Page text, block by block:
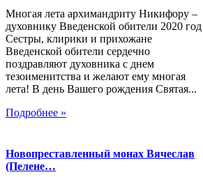
Многая лета архимандриту Никифору –
духовнику Введенской обители 2020 год
Сестры, клирики и прихожане
Введенской обители сердечно
поздравляют духовника с днем
тезоименитства и желают ему многая
лета! В день Вашего рождения Святая...
Подробнее »
Новопреставленный монах Вячеслав
(Пелене…